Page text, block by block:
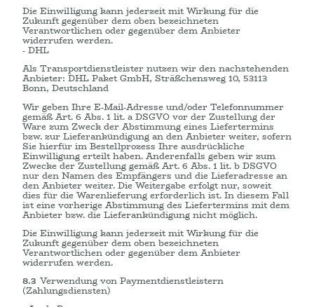
Die Einwilligung kann jederzeit mit Wirkung für die
Zukunft gegenüber dem oben bezeichneten
Verantwortlichen oder gegenüber dem Anbieter
widerrufen werden.
- DHL
Als Transportdienstleister nutzen wir den nachstehenden
Anbieter: DHL Paket GmbH, Sträßchensweg 10, 53113
Bonn, Deutschland
Wir geben Ihre E-Mail-Adresse und/oder Telefonnummer
gemäß Art. 6 Abs. 1 lit. a DSGVO vor der Zustellung der
Ware zum Zweck der Abstimmung eines Liefertermins
bzw. zur Lieferankündigung an den Anbieter weiter, sofern
Sie hierfür im Bestellprozess Ihre ausdrückliche
Einwilligung erteilt haben. Anderenfalls geben wir zum
Zwecke der Zustellung gemäß Art. 6 Abs. 1 lit. b DSGVO
nur den Namen des Empfängers und die Lieferadresse an
den Anbieter weiter. Die Weitergabe erfolgt nur, soweit
dies für die Warenlieferung erforderlich ist. In diesem Fall
ist eine vorherige Abstimmung des Liefertermins mit dem
Anbieter bzw. die Lieferankündigung nicht möglich.
Die Einwilligung kann jederzeit mit Wirkung für die
Zukunft gegenüber dem oben bezeichneten
Verantwortlichen oder gegenüber dem Anbieter
widerrufen werden.
8.3 Verwendung von Paymentdienstleistern
(Zahlungsdiensten)